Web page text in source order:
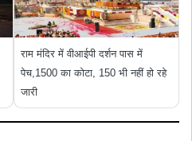
राम मंदिर में वीआईपी दर्शन पास में
पेच,1500 का कोटा, 150 भी नहीं हो रहे
जारी